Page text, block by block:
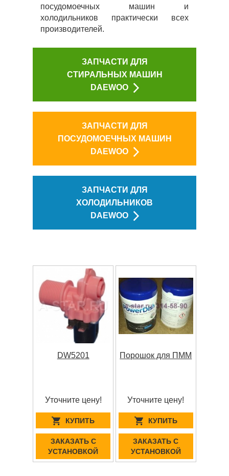
посудомоечных машин и
холодильников практически всех
производителей.
ЗАПЧАСТИ ДЛЯ
СТИРАЛЬНЫХ МАШИН
DAEWOO
ЗАПЧАСТИ ДЛЯ
ПОСУДОМОЕЧНЫХ МАШИН
DAEWOO
ЗАПЧАСТИ ДЛЯ
ХОЛОДИЛЬНИКОВ
DAEWOO
DW5201
Уточните цену!
КУПИТЬ
ЗАКАЗАТЬ С
УСТАНОВКОЙ
Порошок для ПММ
Уточните цену!
КУПИТЬ
ЗАКАЗАТЬ С
УСТАНОВКОЙ